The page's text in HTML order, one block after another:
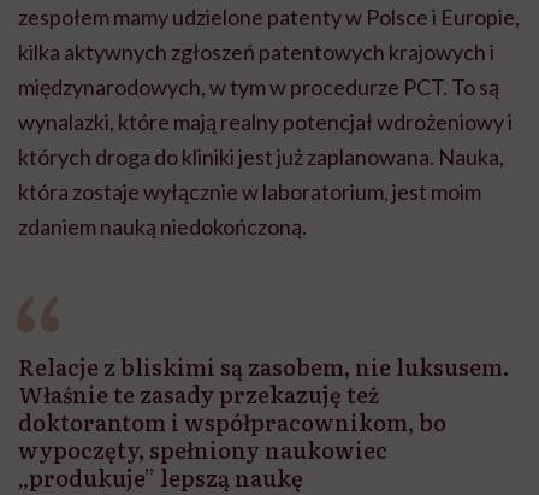
zespołem mamy udzielone patenty w Polsce i Europie,
kilka aktywnych zgłoszeń patentowych krajowych i
międzynarodowych, w tym w procedurze PCT. To są
wynalazki, które mają realny potencjał wdrożeniowy i
których droga do kliniki jest już zaplanowana. Nauka,
która zostaje wyłącznie w laboratorium, jest moim
zdaniem nauką niedokończoną.
Relacje z bliskimi są zasobem, nie luksusem.
Właśnie te zasady przekazuję też
doktorantom i współpracownikom, bo
wypoczęty, spełniony naukowiec
„produkuje” lepszą naukę